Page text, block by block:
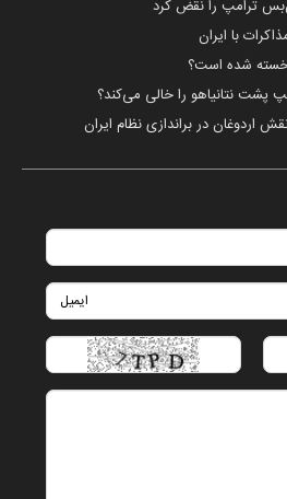
ترامپ را نقض کرد
با ایران
خسته شده است؟
پشت نتانیاهو را خالی می‌کند؟
اردوغان در براندازی نظام ایران